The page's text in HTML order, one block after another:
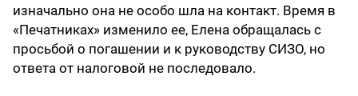
изначально она не особо шла на контакт. Время в
«Печатниках» изменило ее, Елена обращалась с
просьбой о погашении и к руководству СИЗО, но
ответа от налоговой не последовало.